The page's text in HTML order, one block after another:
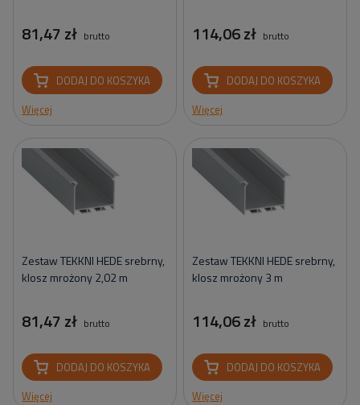
81,47 zł brutto
DODAJ DO KOSZYKA
Więcej
114,06 zł brutto
DODAJ DO KOSZYKA
Więcej
Zestaw TEKKNI HEDE srebrny,
klosz mrożony 2,02 m
81,47 zł brutto
DODAJ DO KOSZYKA
Więcej
Zestaw TEKKNI HEDE srebrny,
klosz mrożony 3 m
114,06 zł brutto
DODAJ DO KOSZYKA
Więcej